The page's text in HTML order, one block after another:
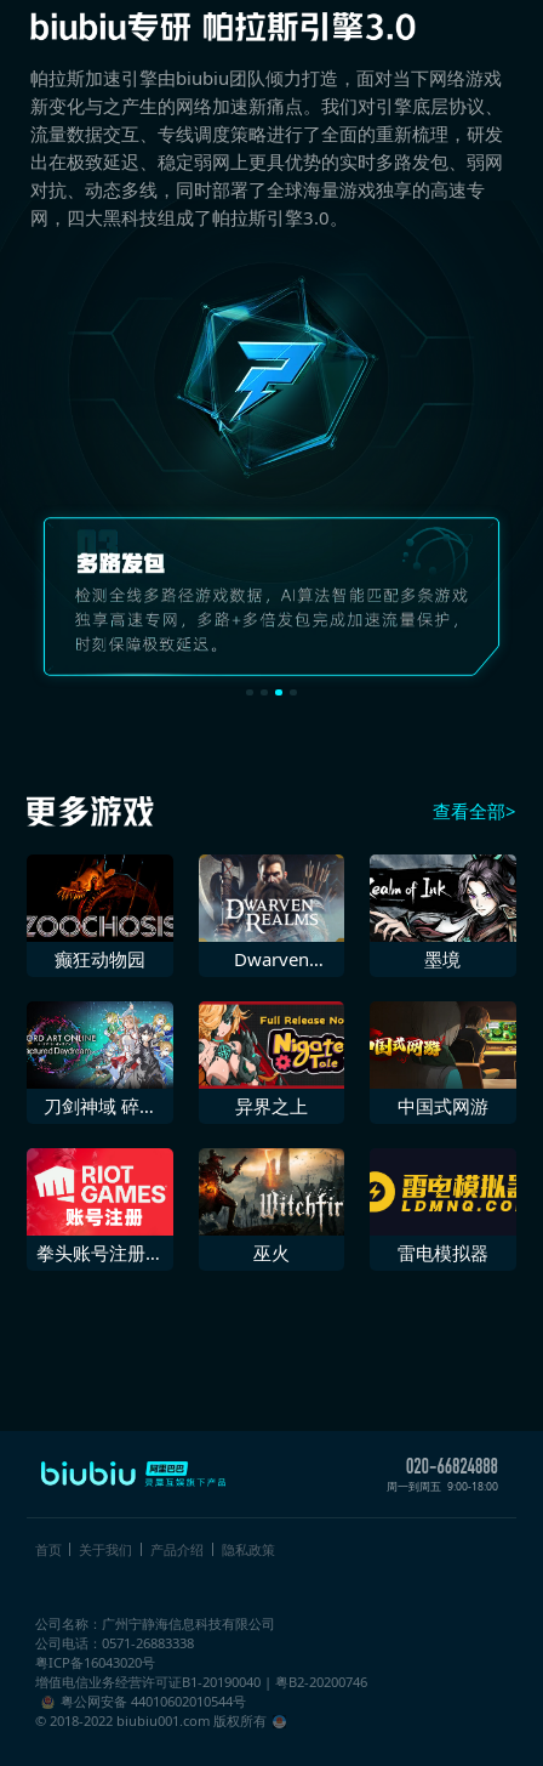
帕拉斯加速引擎由biubiu团队倾力打造，面对当下网络游戏
新变化与之产生的网络加速新痛点。我们对引擎底层协议、
流量数据交互、专线调度策略进行了全面的重新梳理，研发
出在极致延迟、稳定弱网上更具优势的实时多路发包、弱网
对抗、动态多线，同时部署了全球海量游戏独享的高速专
网，四大黑科技组成了帕拉斯引擎3.0。
查看全部>
癫狂动物园
Dwarven
墨境
刀剑神域 碎梦
异界之上 中国式网游
拳头账号注册网
巫火 雷电模拟器
周一到周五 9:00-18:00
首页 关于我们 产品介绍 隐私政策
公司名称：广州宁静海信息科技有限公司
公司电话：0571-26883338
粤ICP备16043020号
增值电信业务经营许可证B1-20190040 | 粤B2-20200746
粤公网安备 44010602010544号
© 2018-2022 biubiu001.com 版权所有